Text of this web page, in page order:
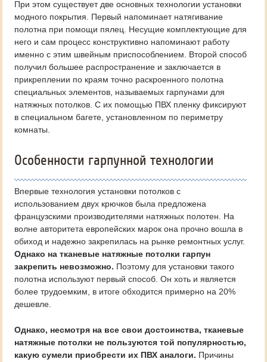
При этом существует две основных технологии установки
модного покрытия. Первый напоминает натягивание
полотна при помощи пялец. Несущие комплектующие для
него и сам процесс конструктивно напоминают работу
именно с этим швейным приспособлением. Второй способ
получил большее распространение и заключается в
прикреплении по краям точно раскроенного полотна
специальных элементов, называемых гарпунами для
натяжных потолков. С их помощью ПВХ пленку фиксируют
в специальном багете, установленном по периметру
комнаты.
Особенности гарпунной технологии
Впервые технология установки потолков с
использованием двух крючков была предложена
французскими производителями натяжных полотен. На
волне авторитета европейских марок она прочно вошла в
обиход и надежно закрепилась на рынке ремонтных услуг.
Однако на тканевые натяжные потолки гарпун
закрепить невозможно. Поэтому для установки такого
полотна используют первый способ. Он хоть и является
более трудоемким, в итоге обходится примерно на 20%
дешевле.
Однако, несмотря на все свои достоинства, тканевые
натяжные потолки не пользуются той популярностью,
какую сумели приобрести их ПВХ аналоги. Причины